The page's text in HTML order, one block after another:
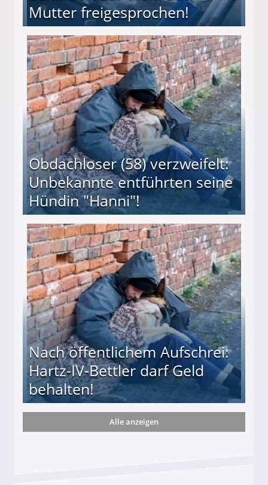
Mutter freigesprochen!
Mutter freigesprochen!
Obdachloser (58) verzweifelt:
Unbekannte entführten seine
Hündin "Hanni"!
entführten seine Hündin "Hanni"!
Nach öffentlichem Aufschrei:
Hartz-IV-Bettler darf Geld
behalten!
darf Geld behalten!
Alle anzeigen